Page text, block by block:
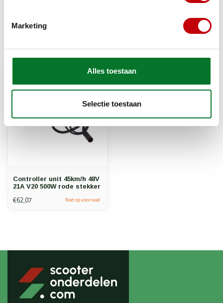
Marketing
Alles toestaan
Selectie toestaan
Recent bekeken Bekijk alle producten
Controller unit 45km/h 48V
21A V20 500W rode stekker
€62,07 Niet op voorraad